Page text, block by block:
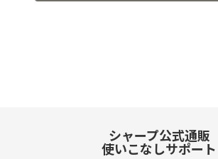
シャープ公式通販
使いこなしサポート